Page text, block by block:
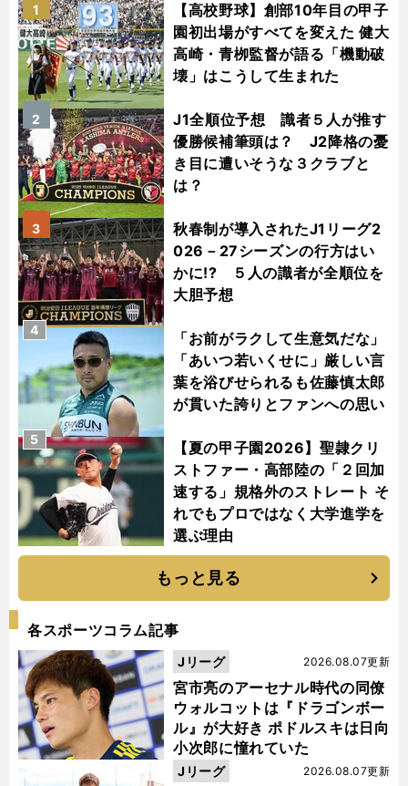
【高校野球】創部10年目の甲子
園初出場がすべてを変えた 健大
高崎・青栁監督が語る「機動破
壊」はこうして生まれた
1
J1全順位予想 識者５人が推す
優勝候補筆頭は？ J2降格の憂
き目に遭いそうな３クラブと
は？
2
秋春制が導入されたJ1リーグ2
026－27シーズンの行方はい
かに!? ５人の識者が全順位を
大胆予想
3
「お前がラクして生意気だな」
「あいつ若いくせに」厳しい言
葉を浴びせられるも佐藤慎太郎
が貫いた誇りとファンへの思い
4
【夏の甲子園2026】聖隷クリ
ストファー・高部陸の「２回加
速する」規格外のストレート そ
れでもプロではなく大学進学を
選ぶ理由
5
もっと見る
各スポーツコラム記事
宮市亮のアーセナル時代の同僚
ウォルコットは『ドラゴンボー
ル』が大好き ポドルスキは日向
小次郎に憧れていた
2026.08.07更新
Jリーグ
2026.08.07更新
Jリーグ